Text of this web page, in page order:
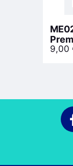
9,00